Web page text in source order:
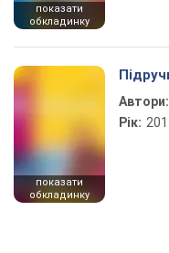
показати
обкладинку
показати
обкладинку
Автори:
Рік: